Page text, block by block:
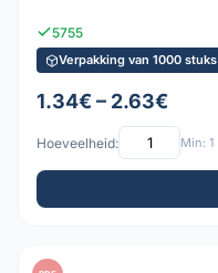
5755
Verpakking van 1000 stuks
1.34€ – 2.63€
Hoeveelheid: Min: 1